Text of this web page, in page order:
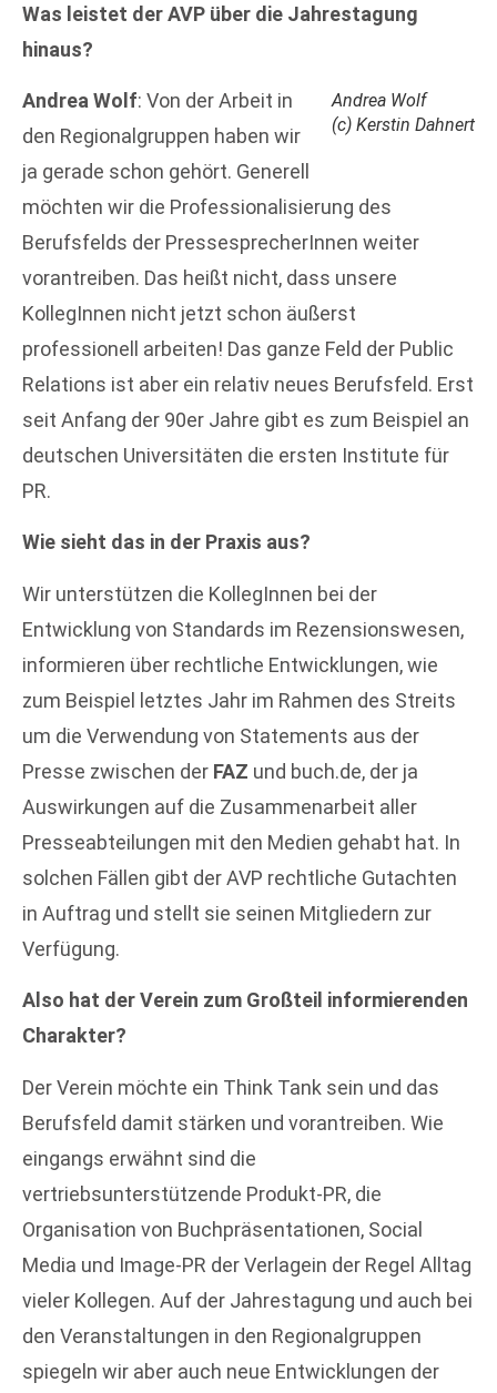
Was leistet der AVP über die Jahrestagung
hinaus?
Andrea Wolf
(c) Kerstin Dahnert
Andrea Wolf: Von der Arbeit in
den Regionalgruppen haben wir
ja gerade schon gehört. Generell
möchten wir die Professionalisierung des
Berufsfelds der PressesprecherInnen weiter
vorantreiben. Das heißt nicht, dass unsere
KollegInnen nicht jetzt schon äußerst
professionell arbeiten! Das ganze Feld der Public
Relations ist aber ein relativ neues Berufsfeld. Erst
seit Anfang der 90er Jahre gibt es zum Beispiel an
deutschen Universitäten die ersten Institute für
PR.
Wie sieht das in der Praxis aus?
Wir unterstützen die KollegInnen bei der
Entwicklung von Standards im Rezensionswesen,
informieren über rechtliche Entwicklungen, wie
zum Beispiel letztes Jahr im Rahmen des Streits
um die Verwendung von Statements aus der
Presse zwischen der FAZ und buch.de, der ja
Auswirkungen auf die Zusammenarbeit aller
Presseabteilungen mit den Medien gehabt hat. In
solchen Fällen gibt der AVP rechtliche Gutachten
in Auftrag und stellt sie seinen Mitgliedern zur
Verfügung.
Also hat der Verein zum Großteil informierenden
Charakter?
Der Verein möchte ein Think Tank sein und das
Berufsfeld damit stärken und vorantreiben. Wie
eingangs erwähnt sind die
vertriebsunterstützende Produkt-PR, die
Organisation von Buchpräsentationen, Social
Media und Image-PR der Verlagein der Regel Alltag
vieler Kollegen. Auf der Jahrestagung und auch bei
den Veranstaltungen in den Regionalgruppen
spiegeln wir aber auch neue Entwicklungen der